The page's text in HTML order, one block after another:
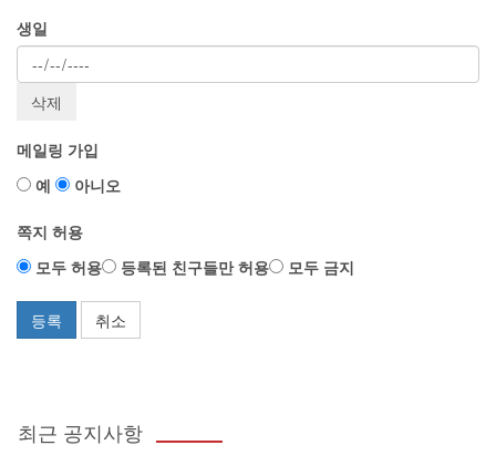
생일
메일링 가입
예
아니오
쪽지 허용
모두 허용
등록된 친구들만 허용 모두 금지
등록 취소
최근 공지사항